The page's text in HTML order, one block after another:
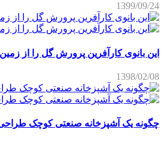
1399/09/24
این بانوی کارآفرین پرورش گل را از
1398/02/08
چگونه یک آشپزخانه صنعتی کوچک